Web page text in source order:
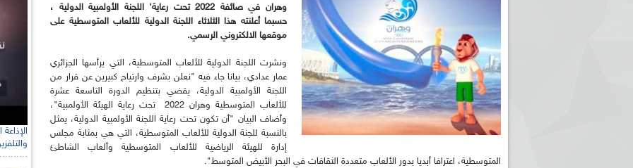
وهران في صائفة 2022 تحت رعاية' اللجنة الأولمبية الدولية ،
حسبما أعلنته هذا الثلاثاء اللجنة الدولية للألعاب المتوسطية على
موقعها الالكتروني الرسمي.
ونشرت اللجنة الدولية للألعاب المتوسطية، التي يرأسها الجزائري
عمار عدادي، بيانا جاء فيه "نعلن بشرف وارتياح كبيرين عن قرار من
اللجنة الأولمبية الدولية، يقضي بتنظيم الدورة التاسعة عشرة
للألعاب المتوسطية وهران 2022 تحت رعاية الهيئة الأولمبية"،
وأضاف البيان "أن تكون تحت رعاية اللجنة الأولمبية الدولية، يمثل
بالنسبة للجنة الدولية للألعاب المتوسطية، التي هي بمثابة مجلس
إدارة للهيئة الرياضية للألعاب المتوسطية وألعاب الشاطئ
المتوسطية، اعترافا أبديا بدور الألعاب متعددة الثقافات في البحر الأبيض المتوسط".